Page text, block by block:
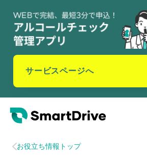
サービスページへ
お役立ち情報トップ